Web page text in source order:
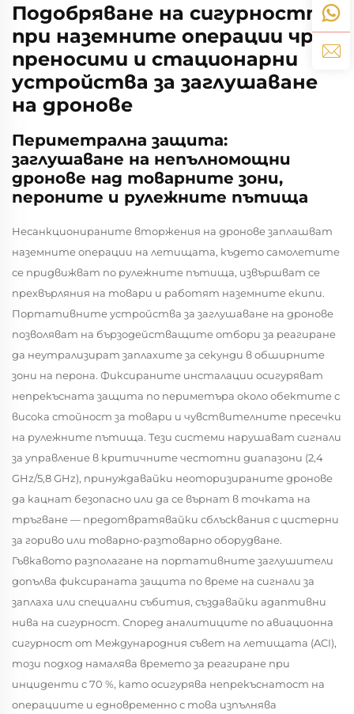
Подобряване на сигурността
при наземните операции чрез
преносими и стационарни
устройства за заглушаване
на дронове
Периметрална защита:
заглушаване на непълномощни
дронове над товарните зони,
пероните и рулежните пътища
Несанкционираните вторжения на дронове заплашват
наземните операции на летищата, където самолетите
се придвижват по рулежните пътища, извършват се
прехвърляния на товари и работят наземните екипи.
Портативните устройства за заглушаване на дронове
позволяват на бързодействащите отбори за реагиране
да неутрализират заплахите за секунди в обширните
зони на перона. Фиксираните инсталации осигуряват
непрекъсната защита по периметъра около обектите с
висока стойност за товари и чувствителните пресечки
на рулежните пътища. Тези системи нарушават сигнали
за управление в критичните честотни диапазони (2,4
GHz/5,8 GHz), принуждавайки неоторизираните дронове
да кацнат безопасно или да се върнат в точката на
тръгване — предотвратявайки сблъсквания с цистерни
за гориво или товарно-разтоварно оборудване.
Гъвкавото разполагане на портативните заглушители
допълва фиксираната защита по време на сигнали за
заплаха или специални събития, създавайки адаптивни
нива на сигурност. Според аналитиците по авиационна
сигурност от Международния съвет на летищата (ACI),
този подход намалява времето за реагиране при
инциденти с 70 %, като осигурява непрекъснатост на
операциите и едновременно с това изпълнява